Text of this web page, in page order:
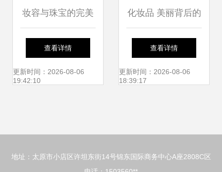
妆容与珠宝的完美
交响 化妆品库中的
璀璨明珠
查看详情
更新时间：2026-08-06
19:42:10
化妆品 美丽背后的
选择与智慧
查看详情
更新时间：2026-08-06
18:39:17
地址：太原市小店区许坦东街14号锦东国际商务中心A座2808C区